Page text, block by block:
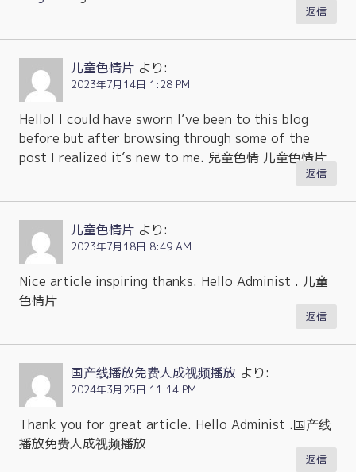
返信
儿童色情片 より:
2023年7月14日 1:28 PM
Hello! I could have sworn I’ve been to this blog
before but after browsing through some of the
post I realized it’s new to me. 兒童色情 儿童色情片
返信
儿童色情片 より:
2023年7月18日 8:49 AM
Nice article inspiring thanks. Hello Administ . 儿童
色情片
返信
国产线播放免费人成视频播放 より:
2024年3月25日 11:14 PM
Thank you for great article. Hello Administ .国产线
播放免费人成视频播放
返信